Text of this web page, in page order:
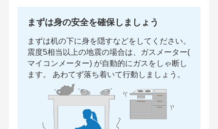
まずは身の安全を確保しましょう
まずは机の下に身を隠すなどをしてください。
震度5相当以上の地震の場合は、ガスメーター(
マイコンメーター) が自動的にガスをしゃ断し
ます。 あわてず落ち着いて行動しましょう。